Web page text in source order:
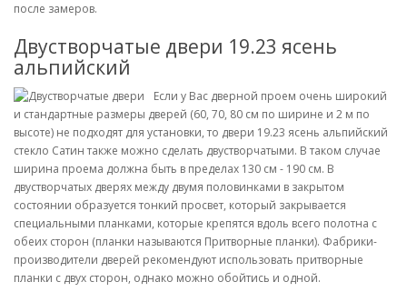
после замеров.
Двустворчатые двери 19.23 ясень
альпийский
Если у Вас дверной проем очень широкий
и стандартные размеры дверей (60, 70, 80 см по ширине и 2 м по
высоте) не подходят для установки, то двери 19.23 ясень альпийский
стекло Сатин также можно сделать двустворчатыми. В таком случае
ширина проема должна быть в пределах 130 см - 190 см. В
двустворчатых дверях между двумя половинками в закрытом
состоянии образуется тонкий просвет, который закрывается
специальными планками, которые крепятся вдоль всего полотна с
обеих сторон (планки называются Притворные планки). Фабрики-
производители дверей рекомендуют использовать притворные
планки с двух сторон, однако можно обойтись и одной.